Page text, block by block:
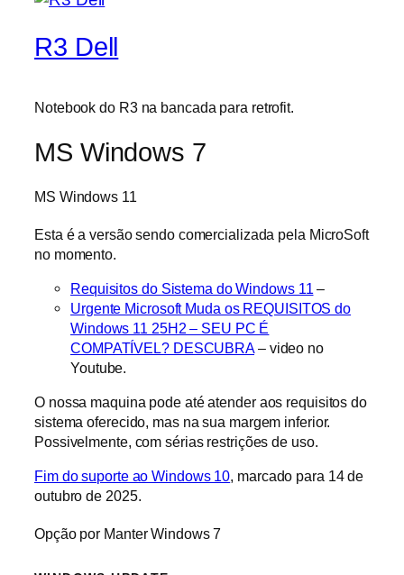
R3 Dell
Notebook do R3 na bancada para retrofit.
MS Windows 7
MS Windows 11
Esta é a versão sendo comercializada pela MicroSoft
no momento.
Requisitos do Sistema do Windows 11 –
Urgente Microsoft Muda os REQUISITOS do
Windows 11 25H2 – SEU PC É
COMPATÍVEL? DESCUBRA– video no
Youtube.
O nossa maquina pode até atender aos requisitos do
sistema oferecido, mas na sua margem inferior.
Possivelmente, com sérias restrições de uso.
Fim do suporte ao Windows 10, marcado para 14 de
outubro de 2025.
Opção por Manter Windows 7